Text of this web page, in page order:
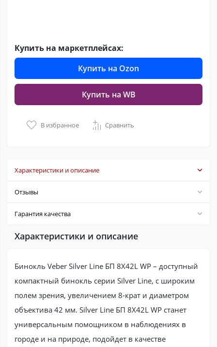
Купить на маркетплейсах:
Купить на Ozon
Купить на WB
В избранное Сравнить
Характеристики и описание
Отзывы
Гарантия качества
Характеристики и описание
Бинокль Veber Silver Line БП 8X42L WP – доступный
компактный бинокль серии Silver Line, с широким
полем зрения, увеличением 8-крат и диаметром
объектива 42 мм. Silver Line БП 8X42L WP станет
универсальным помощником в наблюдениях в
городе и на природе, подойдет в качестве